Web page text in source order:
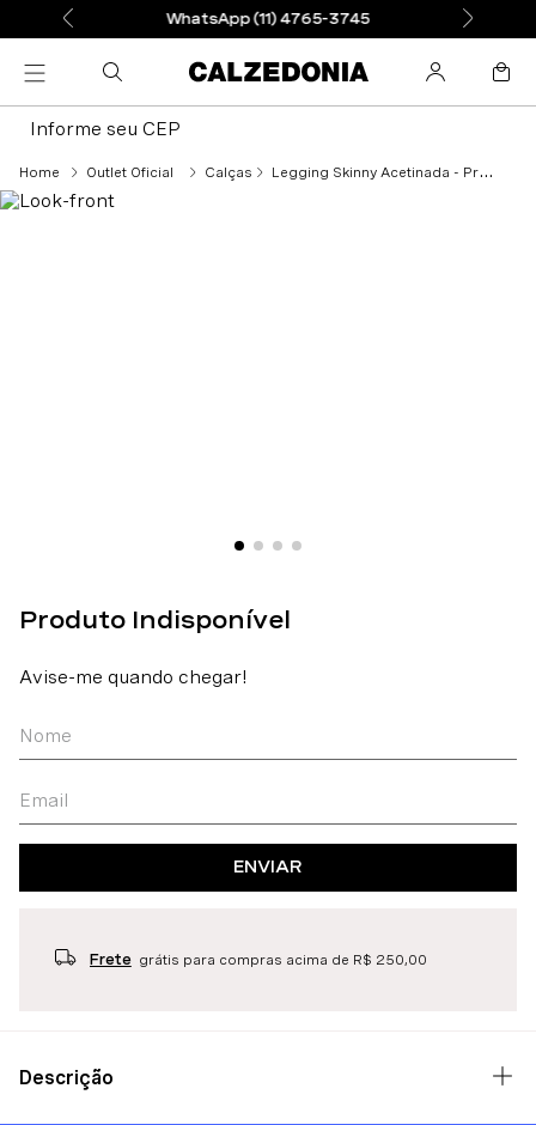
WhatsApp (11) 4765-3745
Informe seu CEP
Outlet Oficial Calças Legging Skinny Acetinada - Preto
ENVIAR
Frete grátis para compras acima de R$ 250,00
Descrição